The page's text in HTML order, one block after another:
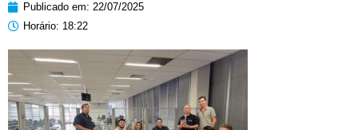
Publicado em: 22/07/2025
Horário: 18:22